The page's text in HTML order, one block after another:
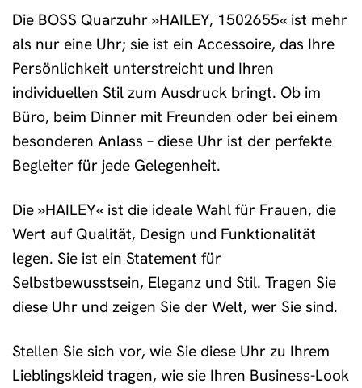
Die BOSS Quarzuhr »HAILEY, 1502655« ist mehr
als nur eine Uhr; sie ist ein Accessoire, das Ihre
Persönlichkeit unterstreicht und Ihren
individuellen Stil zum Ausdruck bringt. Ob im
Büro, beim Dinner mit Freunden oder bei einem
besonderen Anlass – diese Uhr ist der perfekte
Begleiter für jede Gelegenheit.
Die »HAILEY« ist die ideale Wahl für Frauen, die
Wert auf Qualität, Design und Funktionalität
legen. Sie ist ein Statement für
Selbstbewusstsein, Eleganz und Stil. Tragen Sie
diese Uhr und zeigen Sie der Welt, wer Sie sind.
Stellen Sie sich vor, wie Sie diese Uhr zu Ihrem
Lieblingskleid tragen, wie sie Ihren Business-Look